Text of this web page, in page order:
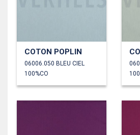
COTON POPLIN
06006.050 BLEU CIEL
100%CO